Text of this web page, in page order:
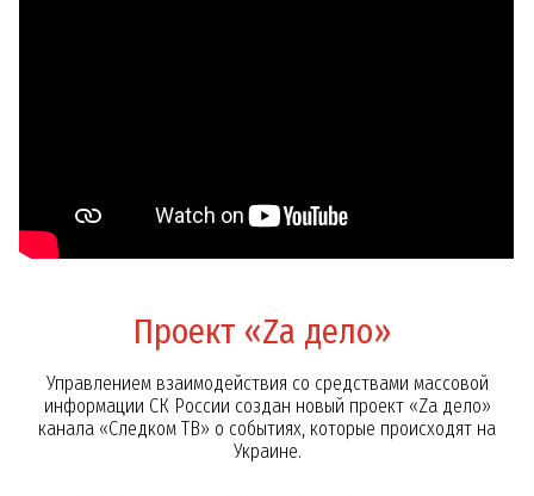
Проект «Za дело»
Управлением взаимодействия со средствами массовой
информации СК России создан новый проект «Za дело»
канала «Следком ТВ» о событиях, которые происходят на
Украине.